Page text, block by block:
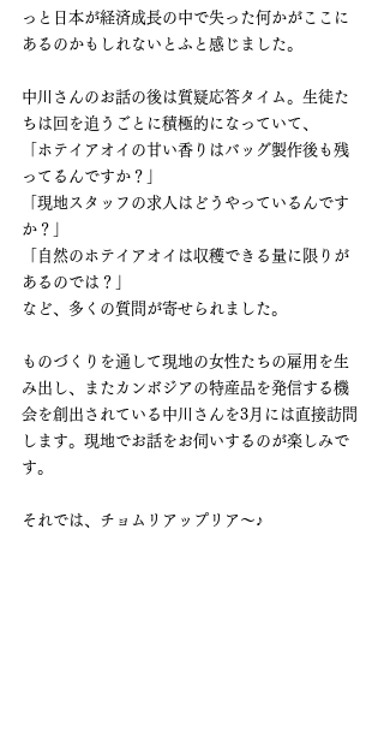
っと日本が経済成長の中で失った何かがここに
あるのかもしれないとふと感じました。
中川さんのお話の後は質疑応答タイム。生徒た
ちは回を追うごとに積極的になっていて、
「ホテイアオイの甘い香りはバッグ製作後も残
ってるんですか？」
「現地スタッフの求人はどうやっているんです
か？」
「自然のホテイアオイは収穫できる量に限りが
あるのでは？」
など、多くの質問が寄せられました。
ものづくりを通して現地の女性たちの雇用を生
み出し、またカンボジアの特産品を発信する機
会を創出されている中川さんを3月には直接訪問
します。現地でお話をお伺いするのが楽しみで
す。
それでは、チョムリアップリア～♪